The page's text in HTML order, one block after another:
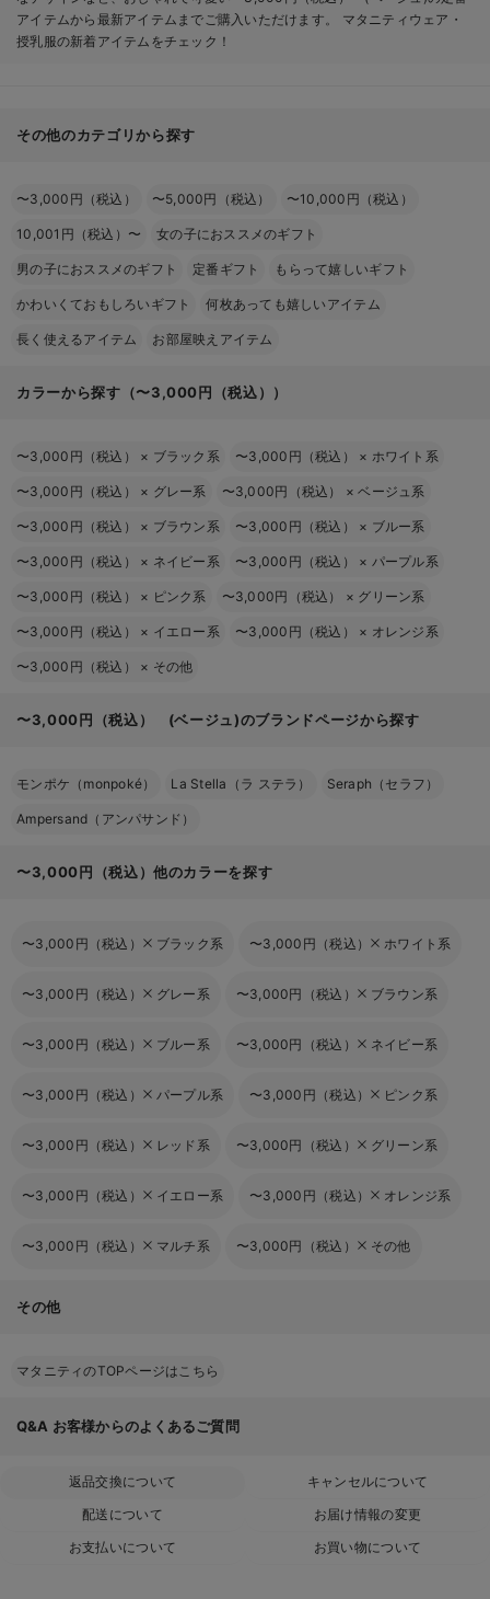
アイテムから最新アイテムまでご購入いただけます。 マタニティウェア・
授乳服の新着アイテムをチェック！
その他のカテゴリから探す
〜3,000円（税込） 〜5,000円（税込） 〜10,000円（税込）
10,001円（税込）〜 女の子におススメのギフト
男の子におススメのギフト 定番ギフト もらって嬉しいギフト
かわいくておもしろいギフト 何枚あっても嬉しいアイテム
長く使えるアイテム お部屋映えアイテム
カラーから探す（〜3,000円（税込））
〜3,000円（税込） × ブラック系 〜3,000円（税込） × ホワイト系
〜3,000円（税込） × グレー系 〜3,000円（税込） ×ベージュ系
〜3,000円（税込） × ブラウン系 〜3,000円（税込） × ブルー系
〜3,000円（税込） × ネイビー系 〜3,000円（税込） × パープル系
〜3,000円（税込） × ピンク系 〜3,000円（税込） × グリーン系
〜3,000円（税込） × イエロー系 〜3,000円（税込） × オレンジ系
〜3,000円（税込） × その他
〜3,000円（税込） (ベージュ)のブランドページから探す
モンポケ（monpoké） La Stella（ラ ステラ） Seraph（セラフ）
Ampersand（アンパサンド）
〜3,000円（税込）他のカラーを探す
〜3,000円（税込） ブラック系 〜3,000円（税込） ホワイト系
〜3,000円（税込） グレー系 〜3,000円（税込） ブラウン系
〜3,000円（税込） ブルー系 〜3,000円（税込） ネイビー系
〜3,000円（税込） パープル系 〜3,000円（税込） ピンク系
〜3,000円（税込） レッド系 〜3,000円（税込） グリーン系
〜3,000円（税込） イエロー系 〜3,000円（税込） オレンジ系
〜3,000円（税込） マルチ系 〜3,000円（税込） その他
その他
マタニティのTOPページはこちら
Q&A お客様からのよくあるご質問
返品交換について
キャンセルについて
配送について
お届け情報の変更
お支払いについて
お買い物について